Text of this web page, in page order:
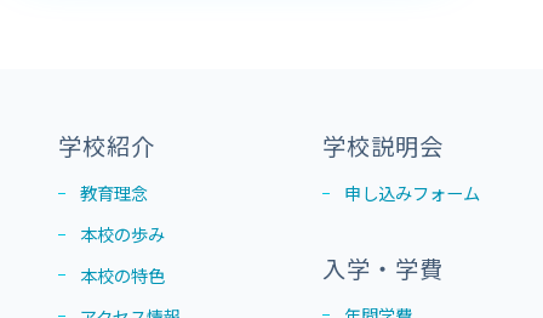
学校紹介
教育理念
本校の歩み
本校の特色
学校説明会
申し込みフォーム
入学・学費